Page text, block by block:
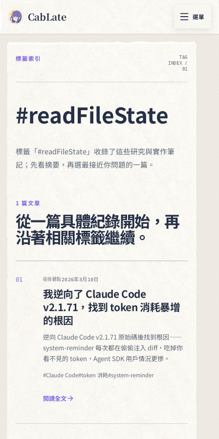
CabLate 選單
標籤索引
TAG
INDEX /
01
#readFileState
標籤「#readFileState」收錄了這些研究與實作筆
記；先看摘要，再選最接近你問題的一篇。
1 篇文章
從一篇具體紀錄開始，再
沿著相關標籤繼續。
01 技術觀點2026年3月10日
我逆向了 Claude Code
v2.1.71，找到 token 消耗暴增
的根因
逆向 Claude Code v2.1.71 原始碼後找到根因——
system-reminder 每次都在偷偷注入 diff，吃掉你
看不見的 token，Agent SDK 用戶情況更慘。
#Claude Code#token 消耗#system-reminder
閱讀全文